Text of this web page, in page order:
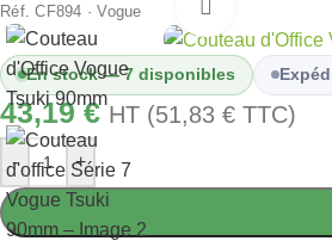
Réf. CF894 · Vogue
En stock — 7 disponibles
43,19€ HT (51,83 € TTC)
- +